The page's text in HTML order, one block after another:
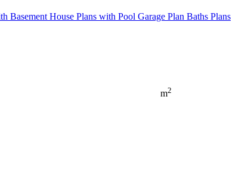
Basement House Plans with Pool Garage Plan Baths Plans
m2